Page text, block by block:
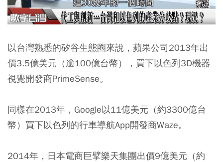
以台灣熟悉的矽谷生態圈來說，蘋果公司2013年出
價3.5億美元（逾100億台幣），買下以色列3D機器
視覺開發商PrimeSense。
同樣在2013年，Google以11億美元（約3300億台
幣）買下以色列的行車導航App開發商Waze。
2014年，日本電商巨擘樂天集團出價9億美元（約